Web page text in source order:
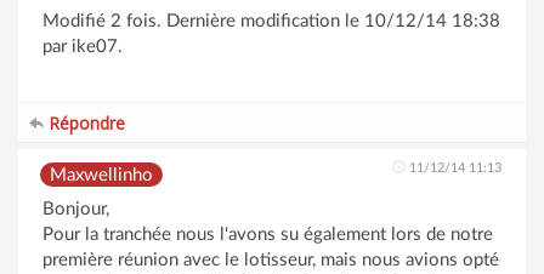
Modifié 2 fois. Dernière modification le 10/12/14 18:38
par ike07.
Répondre
Maxwellinho 11/12/14 11:13
Bonjour,
Pour la tranchée nous l'avons su également lors de notre
première réunion avec le lotisseur, mais nous avions opté